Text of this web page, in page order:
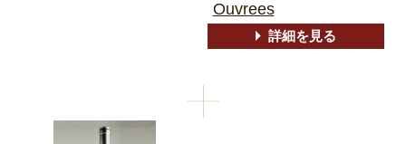
Ouvrees
詳細を見る